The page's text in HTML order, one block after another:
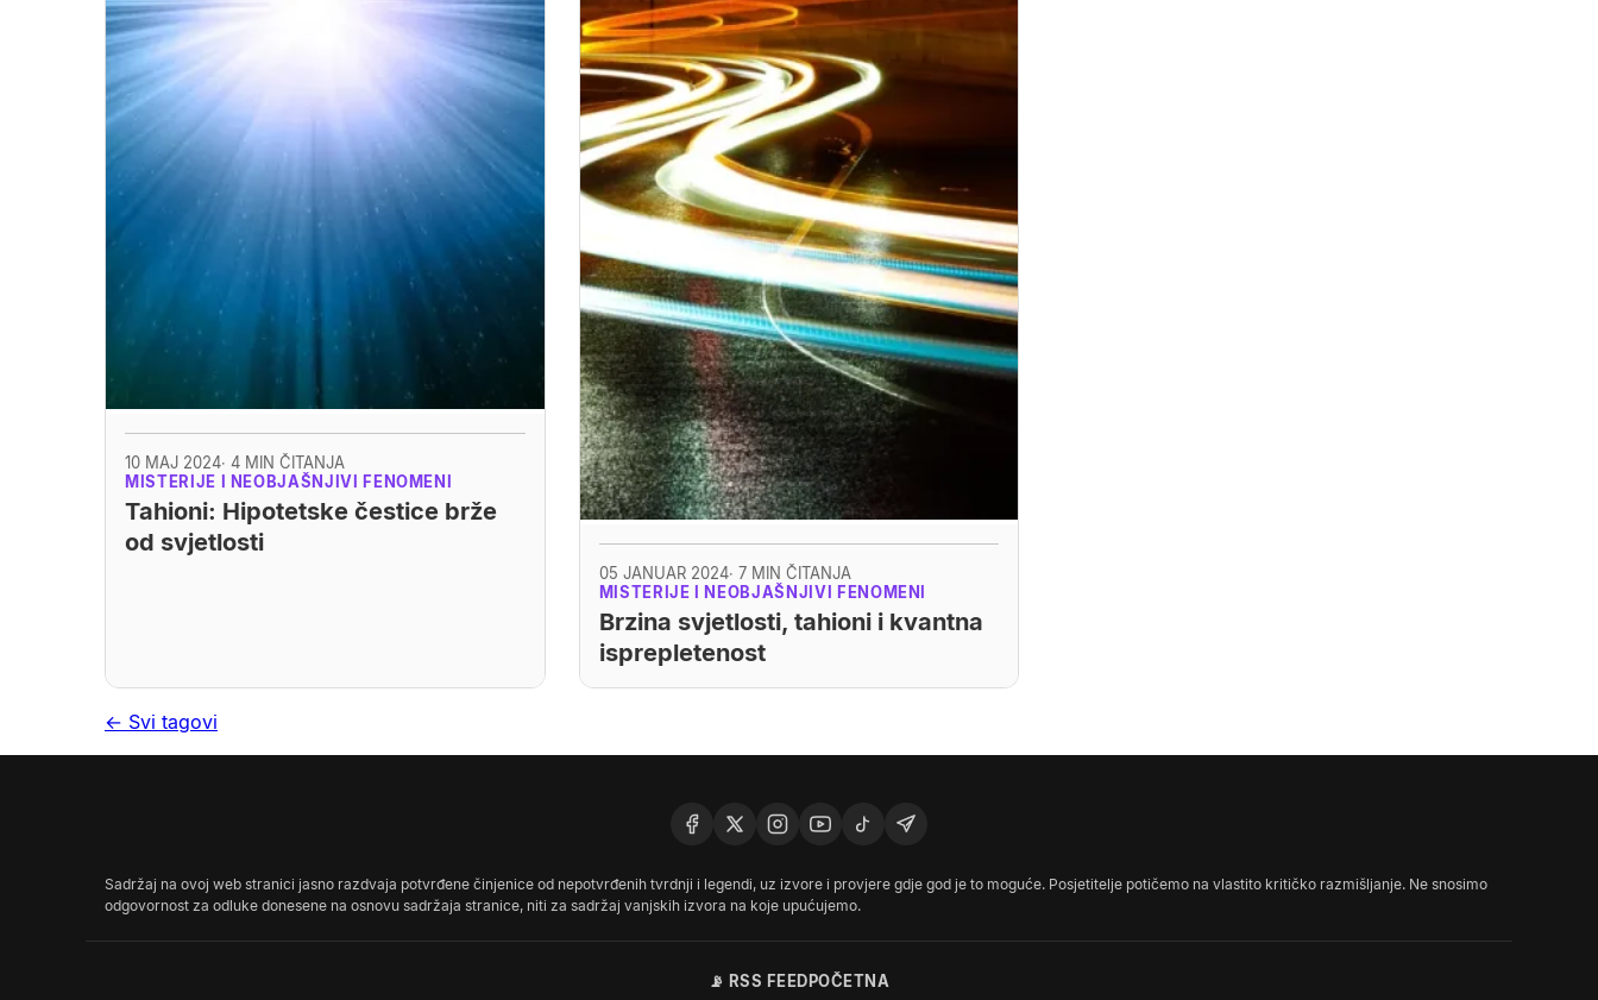
10 MAJ 2024· 4 MIN ČITANJA
MISTERIJE I NEOBJAŠNJIVI FENOMENI
Tahioni: Hipotetske čestice brže
od svjetlosti
05 JANUAR 2024· 7 MIN ČITANJA
MISTERIJE I NEOBJAŠNJIVI FENOMENI
Brzina svjetlosti, tahioni i kvantna
isprepletenost
← Svi tagovi
Sadržaj na ovoj web stranici jasno razdvaja potvrđene činjenice od nepotvrđenih tvrdnji i legendi, uz izvore i provjere gdje god je to moguće. Posjetitelje potičemo na vlastito kritičko razmišljanje. Ne snosimo
odgovornost za odluke donesene na osnovu sadržaja stranice, niti za sadržaj vanjskih izvora na koje upućujemo.
📡 RSS FEEDPOČETNA